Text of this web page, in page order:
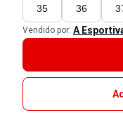
35 36
Vendido por: A